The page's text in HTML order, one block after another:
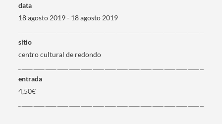
Categorias gerais
Filtros
data
18 agosto 2019 - 18 agosto 2019
sitio
centro cultural de redondo
entrada
4,50€